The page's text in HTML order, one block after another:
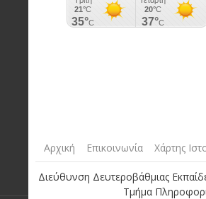
Αρχική Επικοινωνία Χάρτης
Διεύθυνση Δευτεροβάθμιας
Τμήμα